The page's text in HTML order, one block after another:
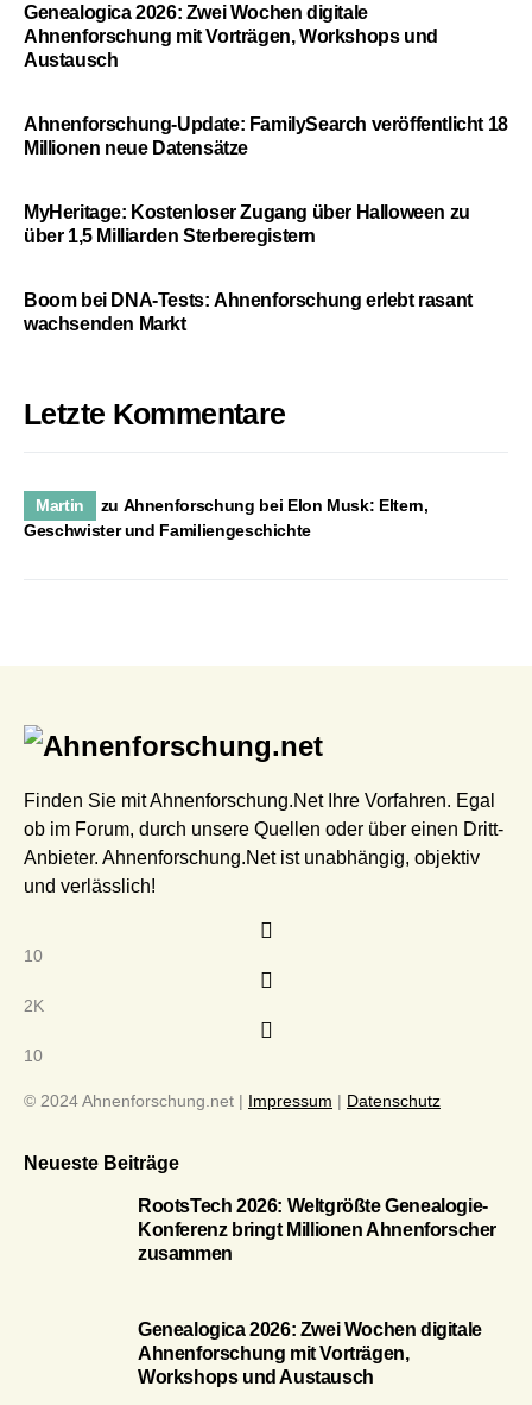
Genealogica 2026: Zwei Wochen digitale
Ahnenforschung mit Vorträgen, Workshops und
Austausch
Ahnenforschung-Update: FamilySearch veröffentlicht 18
Millionen neue Datensätze
MyHeritage: Kostenloser Zugang über Halloween zu
über 1,5 Milliarden Sterberegistern
Boom bei DNA-Tests: Ahnenforschung erlebt rasant
wachsenden Markt
Letzte Kommentare
Martin zu Ahnenforschung bei Elon Musk: Eltern,
Geschwister und Familiengeschichte
Finden Sie mit Ahnenforschung.Net Ihre Vorfahren. Egal
ob im Forum, durch unsere Quellen oder über einen Dritt-
Anbieter. Ahnenforschung.Net ist unabhängig, objektiv
und verlässlich!
10
2K
10
© 2024 Ahnenforschung.net | Impressum | Datenschutz
Neueste Beiträge
RootsTech 2026: Weltgrößte Genealogie-
Konferenz bringt Millionen Ahnenforscher
zusammen
Genealogica 2026: Zwei Wochen digitale
Ahnenforschung mit Vorträgen,
Workshops und Austausch